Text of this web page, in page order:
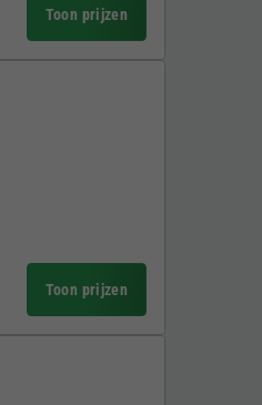
Toon prijzen
Toon prijzen